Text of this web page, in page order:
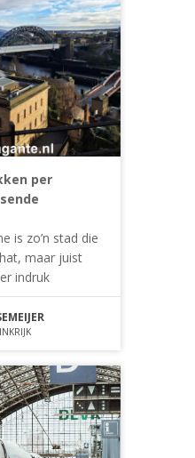
per
is zo’n stad die
maar juist
indruk